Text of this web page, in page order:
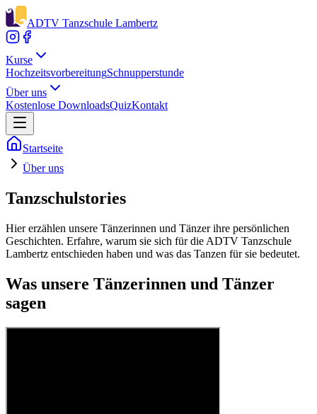
ADTV Tanzschule Lambertz
Kurse
HochzeitsvorbereitungSchnupperstunde
Über uns
Kostenlose DownloadsQuizKontakt
Startseite
Über uns
Tanzschulstories
Hier erzählen unsere Tänzerinnen und Tänzer ihre persönlichen
Geschichten. Erfahre, warum sie sich für die ADTV Tanzschule
Lambertz entschieden haben und was das Tanzen für sie bedeutet.
Was unsere Tänzerinnen und Tänzer
sagen